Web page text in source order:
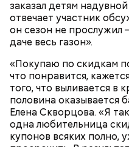
заказал детям
отвечает участник
он сезон не прослужил
даче весь газон».
«Покупаю по скидкам
что понравится,
того, что выливается в
половина оказывается
Елена Скворцова. «Я
одна любительница
купонов всяких полно,
выгодных условиях,
погасить предыдущий.
целесообразно в том
снизить ставку не
Перед оформлением
экономическую
ставку, сумму и срок
Колбасина.
Налоговый вычет